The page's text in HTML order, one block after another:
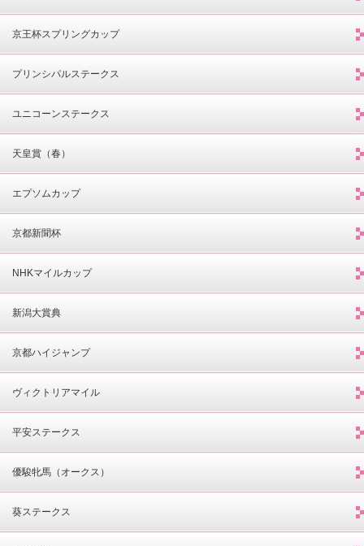
京王杯スプリングカップ
プリンシパルステークス
ユニコーンステークス
天皇賞（春）
エプソムカップ
京都新聞杯
NHKマイルカップ
新潟大賞典
京都ハイジャンプ
ヴィクトリアマイル
平安ステークス
優駿牝馬（オークス）
葵ステークス